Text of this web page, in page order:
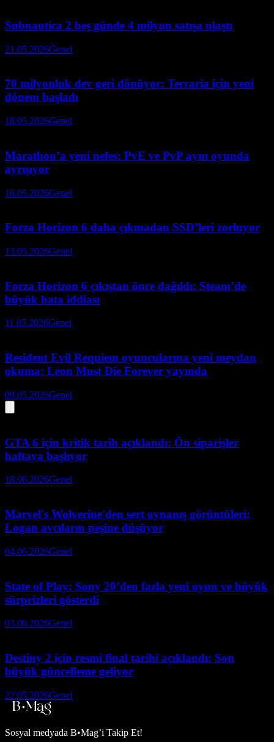
Subnautica 2 beş günde 4 milyon satışa ulaştı
21.05.2026Genel
70 milyonluk dev geri dönüyor: Terraria için yeni
dönem başladı
18.05.2026Genel
Marathon’a yeni nefes: PvE ve PvP aynı oyunda
ayrışıyor
16.05.2026Genel
Forza Horizon 6 daha çıkmadan SSD’leri zorluyor
13.05.2026Genel
Forza Horizon 6 çıkıştan önce dağıldı: Steam’de
büyük hata iddiası
11.05.2026Genel
Resident Evil Requiem oyuncularına yeni meydan
okuma: Leon Must Die Forever yayında
09.05.2026Genel
GTA 6 için kritik tarih açıklandı: Ön siparişler
haftaya başlıyor
18.06.2026Genel
Marvel's Wolverine'den sert oynanış görüntüleri:
Logan avcıların peşine düşüyor
04.06.2026Genel
State of Play: Sony 20’den fazla yeni oyun ve büyük
sürprizleri gösterdi
03.06.2026Genel
Destiny 2 için resmi final tarihi açıklandı: Son
büyük güncelleme geliyor
22.05.2026Genel
Sosyal medyada B•Mag’i Takip Et!